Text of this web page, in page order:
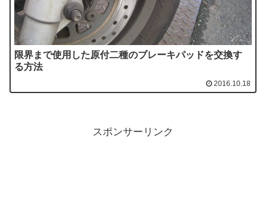
限界まで使用した原付二種のブレーキパッドを交換す
る方法
2016.10.18
スポンサーリンク